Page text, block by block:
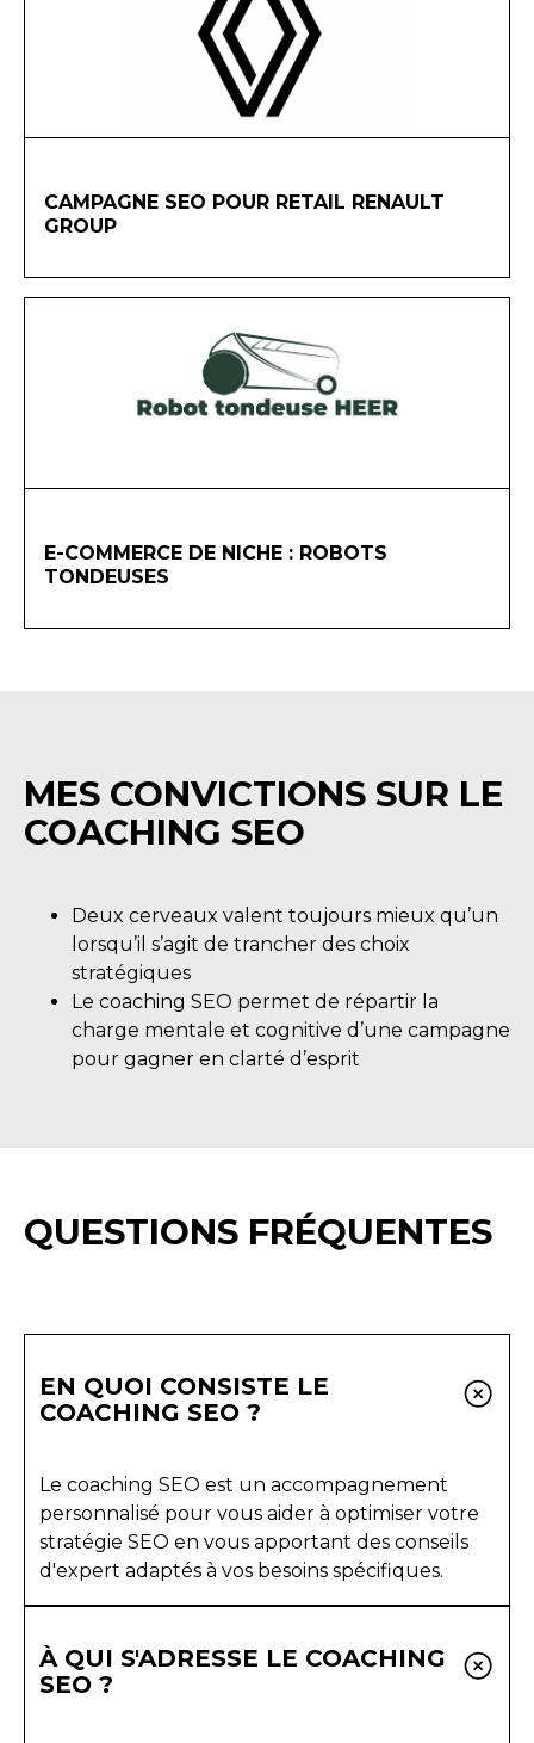
CAMPAGNE SEO POUR RETAIL RENAULT
GROUP
E-COMMERCE DE NICHE : ROBOTS
TONDEUSES
MES CONVICTIONS SUR LE
COACHING SEO
Deux cerveaux valent toujours mieux qu’un
lorsqu’il s’agit de trancher des choix
stratégiques
Le coaching SEO permet de répartir la
charge mentale et cognitive d’une campagne
pour gagner en clarté d’esprit
QUESTIONS FRÉQUENTES
EN QUOI CONSISTE LE
COACHING SEO ?
Le coaching SEO est un accompagnement
personnalisé pour vous aider à optimiser votre
stratégie SEO en vous apportant des conseils
d'expert adaptés à vos besoins spécifiques.
À QUI S'ADRESSE LE COACHING
SEO ?